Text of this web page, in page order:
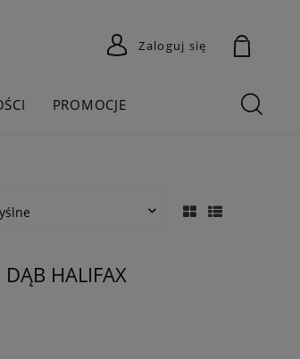
Zaloguj się
PROMOCJE
HALIFAX